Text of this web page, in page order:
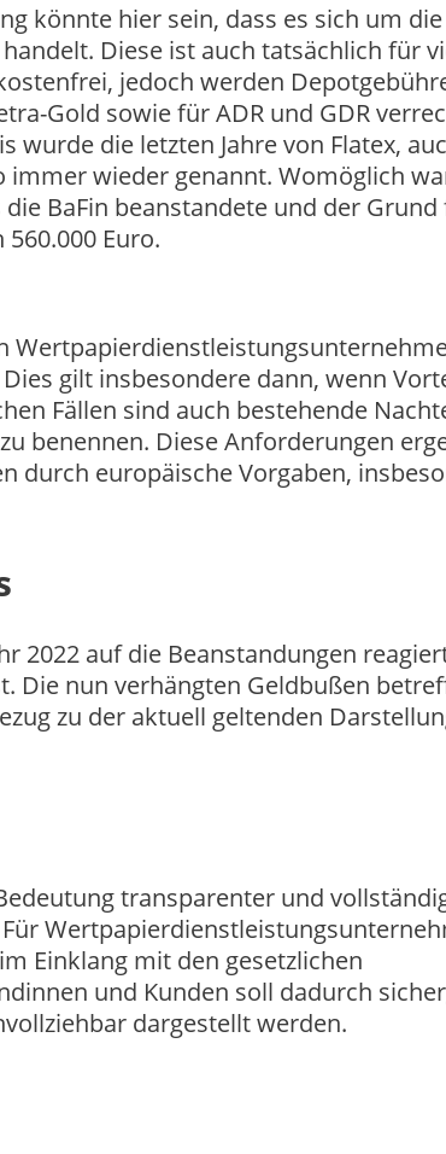
könnte hier sein, dass es sich um die
Diese ist auch tatsächlich für
jedoch werden
Gold sowie für ADR und GDR
wurde die letzten Jahre von Flatex,
immer wieder genannt. Womöglich
die BaFin beanstandete und der
Euro.
gilt insbesondere dann, wenn
Fällen sind auch bestehende
benennen. Diese Anforderungen
durch europäische Vorgaben,
2022 auf die Beanstandungen
Die nun verhängten Geldbußen
zu der aktuell geltenden
transparenter und
Einklang mit den gesetzlichen
und Kunden soll dadurch
dargestellt werden.